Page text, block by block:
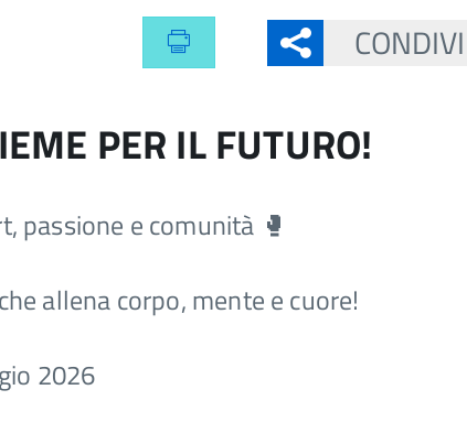
PER IL FUTURO!
passione e comunità 🥊
allena corpo, mente e cuore!
2026